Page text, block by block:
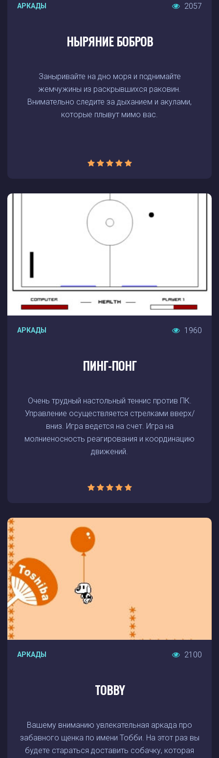
АРКАДЫ 2057
НЫРЯНИЕ БОБРОВ
Заныривайте на дно моря и поднимайте
жемчужины из раскрывшихся раковин.
Внимательно следите за дыханием и акулами,
которые плывут мимо вас.
АРКАДЫ 1960
ПИНГ-ПОНГ
Очень трудный настольный теннис против ПК.
Управление осуществляется стрелками вверх/
вниз. Игра ведется на счет. Игра на
молниеносность реагирования и координацию
движений.
АРКАДЫ 2100
TOBBY
Вашему вниманию увлекательная аркада про
забавного щенка по имени Тобби. На этот раз вы
будете стараться доставить собачку, которая